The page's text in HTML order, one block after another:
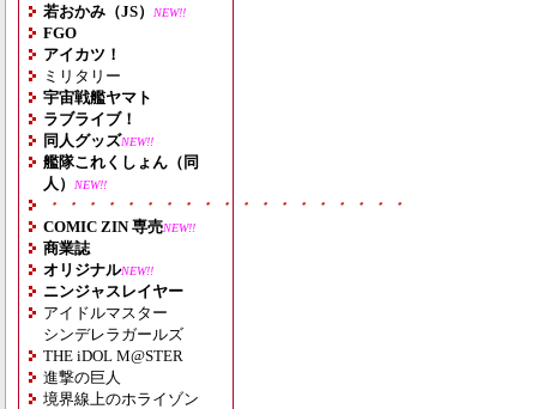
若おかみ（JS） NEW!!
FGO
アイカツ！
ミリタリー
宇宙戦艦ヤマト
ラブライブ！
同人グッズNEW!!
艦隊これくしょん（同
人）
NEW!!
・・・・・・・・・・・・・・・・・・・
COMIC ZIN 専売NEW!!
商業誌
オリジナルNEW!!
ニンジャスレイヤー
アイドルマスター
シンデレラガールズ
THE iDOL M@STER
進撃の巨人
境界線上のホライゾン